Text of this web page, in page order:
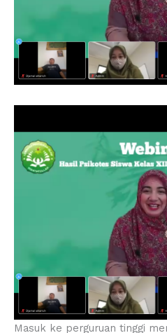
Masuk ke perguruan tinggi